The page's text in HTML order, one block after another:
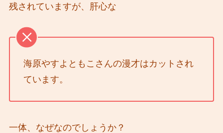
残されていますが、肝心な
海原やすよともこさんの漫才はカットされ
ています。
一体、なぜなのでしょうか？